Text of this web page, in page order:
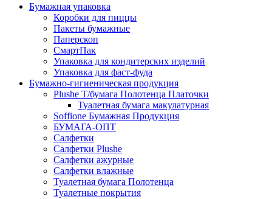
Бумажная упаковка
Коробки для пиццы
Пакеты бумажные
Паперскоп
СмартПак
Упаковка для кондитерских иэделий
Упаковка для фаст-фуда
Бумажно-гигиеническая продукция
Plushe Т/бумага Полотенца Платочки
Туалетная бумага макулатурная
Soffione Бумажная Продукция
БУМАГА-ОПТ
Салфетки
Салфетки Plushe
Салфетки ажурные
Салфетки влажные
Туалетная бумага Полотенца
Туалетные покрытия